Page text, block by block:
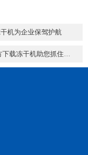
机为企业保驾护航
机助您抓住冻干食品商机